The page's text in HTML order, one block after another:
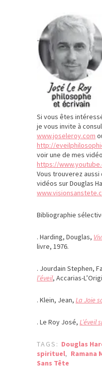
Si vous êtes
je vous invite à
www.joseleroy.com
http://
voir une de mes
https://
Vous trouverez
vidéos sur Douglas
Bibliographie
. Harding, Douglas,
livre, 1976.
. Jourdain Stephen,
l’éveil, Accarias-
. Klein, Jean, La Joie
. Le Roy José, L’éveil
TAGS: Douglas
spirituel, Ramana
Sans Tête